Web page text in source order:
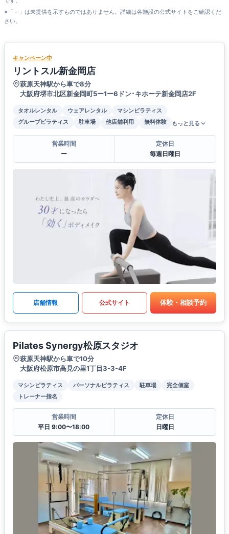
※「－」は未提供を示すものではありません。詳細は各施設の公式サイトをご確認くだ
さい。
キャンペーン中
リントスル新金岡店
萩原天神駅から車で8分
大阪府堺市北区新金岡町5ー1ー6ドン･キホーテ新金岡店2F
タオルレンタル ウェアレンタル
マシンピラティス
グループピラティス
駐車場 他店舗利用 無料体験 もっと見る
営業時間
ー
定休日
毎週日曜日
店舗情報 公式サイト 体験・相談予約
Pilates Synergy松原スタジオ
萩原天神駅から車で10分
大阪府松原市高見の里1丁目3-3-4F
マシンピラティス パーソナルピラティス 駐車場
完全個室
トレーナー指名
営業時間
平日 9:00〜18:00
定休日
日曜日